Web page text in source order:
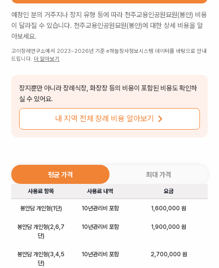
예정인 분의 거주지나 장지 유형 등에 따라 천주교용인공원묘원(봉안) 비용
이 달라질 수 있습니다. 천주교용인공원묘원(봉안)에 대한 상세 비용을 알
아보세요.
고이장례연구소에서 2023~2026년 기준 e하늘장사정보시스템 데이터를 바탕으로 안내
드립니다. 더 알아보기
장지뿐만 아니라 장례식장, 화장장 등의 비용이 포함된 비용도 확인하
실 수 있어요.
내 지역 전체 장례 비용 알아보기
평균 가격 최대 가격
사용료 항목 사용료 내역 요금
봉안담 개인형(1단) 10년관리비 포함 1,600,000 원
봉안담 개인형(2,6,7
단)
10년관리비 포함 1,900,000 원
봉안담 개인형(3,4,5
단)
10년관리비 포함 2,700,000 원